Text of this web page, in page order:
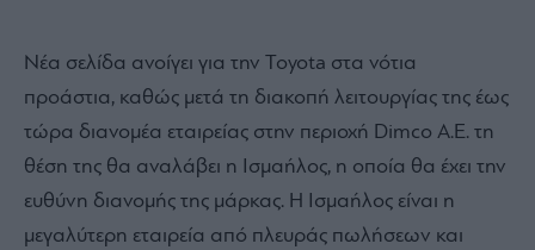
Nέα σελίδα ανοίγει για την Toyota στα νότια
προάστια, καθώς μετά τη διακοπή λειτουργίας της έως
τώρα διανομέα εταιρείας στην περιοχή Dimco Α.Ε. τη
θέση της θα αναλάβει η Ισμαήλος, η οποία θα έχει την
ευθύνη διανομής της μάρκας. Η Ισμαήλος είναι η
μεγαλύτερη εταιρεία από πλευράς πωλήσεων και